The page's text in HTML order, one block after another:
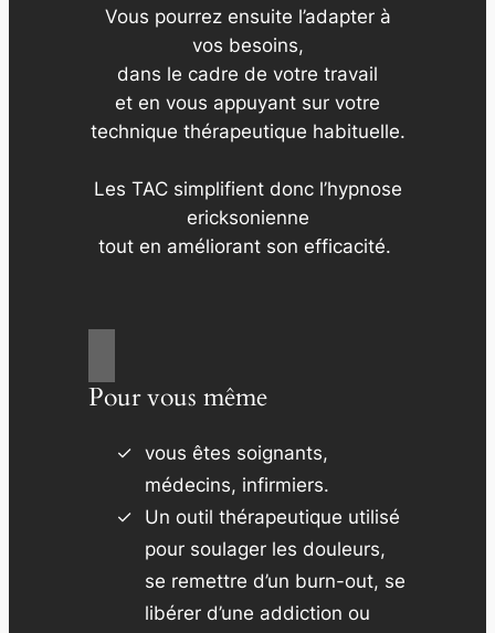
Vous pourrez ensuite l’adapter à
vos besoins,
dans le cadre de votre travail
et en vous appuyant sur votre
technique thérapeutique habituelle.
Les TAC simplifient donc l’hypnose
ericksonienne
tout en améliorant son efficacité.
Pour vous même
vous êtes soignants,
médecins, infirmiers.
Un outil thérapeutique utilisé
pour soulager les douleurs,
se remettre d’un burn-out, se
libérer d’une addiction ou